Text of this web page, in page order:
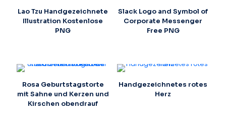
Lao Tzu Handgezeichnete
Illustration Kostenlose
PNG
Slack Logo and Symbol of
Corporate Messenger
Free PNG
Rosa Geburtstagstorte
mit Sahne und Kerzen und
Kirschen obendrauf
Handgezeichnetes rotes
Herz